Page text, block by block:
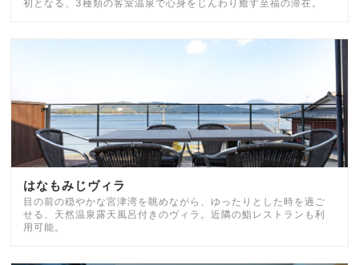
初となる、3種類の客室温泉で心身をじんわり癒す至福の滞在。
はなもみじヴィラ
目の前の穏やかな宮津湾を眺めながら、ゆったりとした時を過ご
せる、天然温泉露天風呂付きのヴィラ。近隣の鮨レストランも利
用可能。